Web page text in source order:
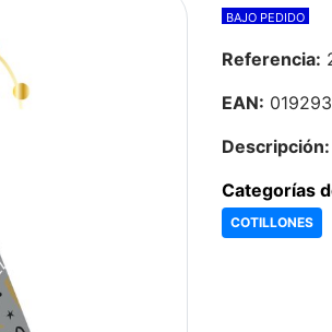
BAJO PEDIDO
Referencia:
EAN:
Descripción:
Categorías
COTILLONES